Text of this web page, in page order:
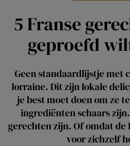
5 Franse
geproefd
Geen standaardlijstje met
lorraine. Dit zijn lokale
je best moet doen om ze
ingrediënten schaars
gerechten zijn. Of omdat de
voor zichzelf